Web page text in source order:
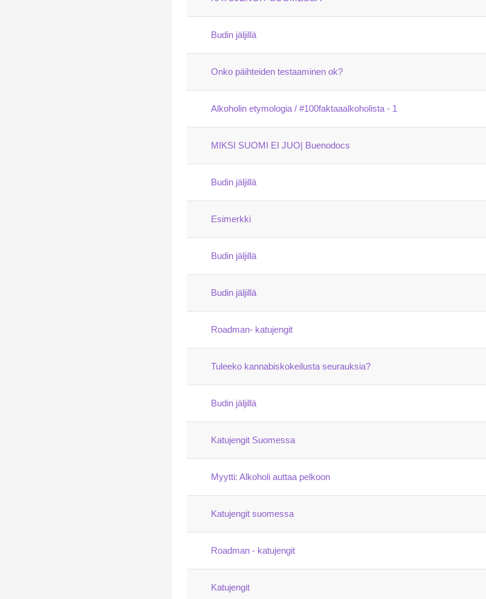
Budin jäljillä
Onko päihteiden testaaminen ok?
Alkoholin etymologia / #100faktaaalkoholista - 1
MIKSI SUOMI EI JUO| Buenodocs
Budin jäljillä
Esimerkki
Budin jäljillä
Budin jäljillä
Roadman- katujengit
Tuleeko kannabiskokeilusta seurauksia?
Budin jäljillä
Katujengit Suomessa
Myytti: Alkoholi auttaa pelkoon
Katujengit suomessa
Roadman - katujengit
Katujengit